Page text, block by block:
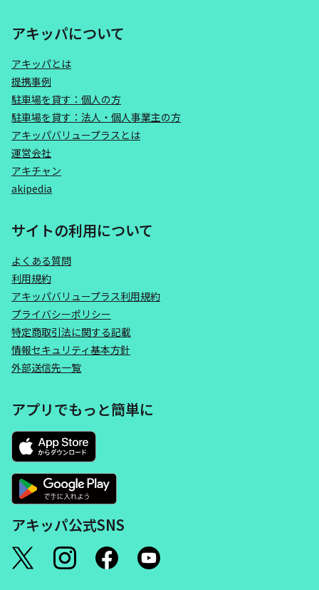
アキッパについて
アキッパとは
提携事例
駐車場を貸す：個人の方
駐車場を貸す：法人・個人事業主の方
アキッパバリュープラスとは
運営会社
アキチャン
akipedia
サイトの利用について
よくある質問
利用規約
アキッパバリュープラス利用規約
プライバシーポリシー
特定商取引法に関する記載
情報セキュリティ基本方針
外部送信先一覧
アプリでもっと簡単に
アキッパ公式SNS